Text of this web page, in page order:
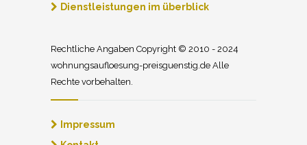
Dienstleistungen im überblick
Rechtliche Angaben Copyright © 2010 - 2024
wohnungsaufloesung-preisguenstig.de Alle
Rechte vorbehalten.
Impressum